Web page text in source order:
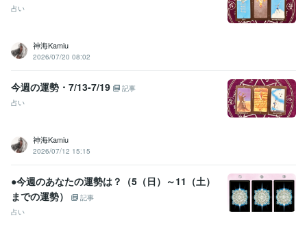
占い
神海Kamiu
2026/07/20 08:02
今週の運勢・7/13-7/19
記事
占い
神海Kamiu
2026/07/12 15:15
●今週のあなたの運勢は？（5（日）～11（土）
までの運勢）
記事
占い